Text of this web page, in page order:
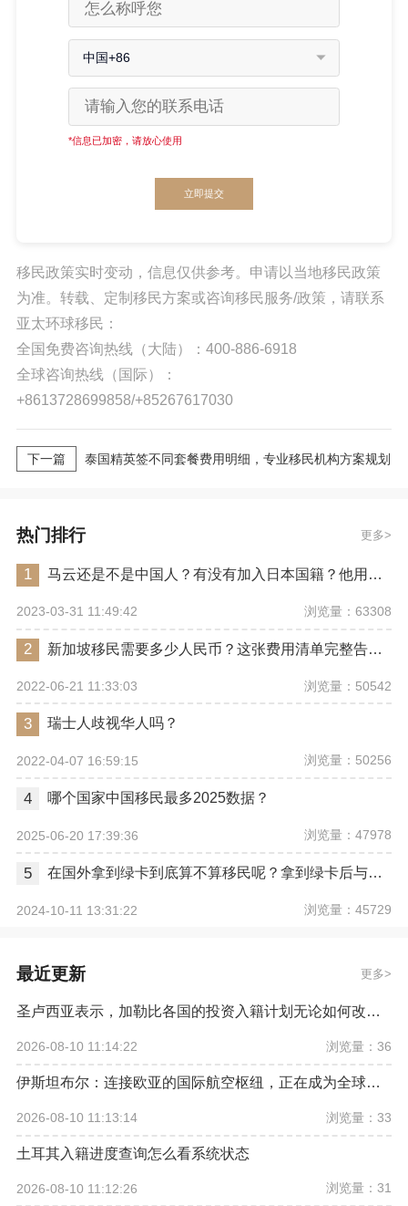
中国+86
*信息已加密，请放心使用
立即提交
移民政策实时变动，信息仅供参考。申请以当地移民政策
为准。转载、定制移民方案或咨询移民服务/政策，请联系
亚太环球移民：
全国免费咨询热线（大陆）：400-886-6918
全球咨询热线（国际）：
+8613728699858/+85267617030
下一篇 泰国精英签不同套餐费用明细，专业移民机构方案规划
热门排行 更多
1 马云还是不是中国人？有没有加入日本国籍？他用了哪些身份畅行世界？
2023-03-31 11:49:42 浏览量：63308
2 新加坡移民需要多少人民币？这张费用清单完整告诉你
2022-06-21 11:33:03 浏览量：50542
3 瑞士人歧视华人吗？
2022-04-07 16:59:15 浏览量：50256
4 哪个国家中国移民最多2025数据？
2025-06-20 17:39:36 浏览量：47978
5 在国外拿到绿卡到底算不算移民呢？拿到绿卡后与正式移民有哪些区别？
2024-10-11 13:31:22 浏览量：45729
最近更新 更多
圣卢西亚表示，加勒比各国的投资入籍计划无论如何改革，欧盟都希望将其彻底取缔
2026-08-10 11:14:22 浏览量：36
伊斯坦布尔：连接欧亚的国际航空枢纽，正在成为全球资产配置新坐标
2026-08-10 11:13:14 浏览量：33
土耳其入籍进度查询怎么看系统状态
2026-08-10 11:12:26 浏览量：31